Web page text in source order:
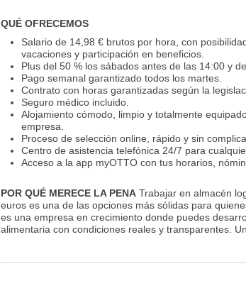
QUÉ OFRECEMOS
Salario de 14,98 € brutos por hora, con
vacaciones y participación en beneficios.
Plus del 50 % los sábados antes de las 14:00 y
Pago semanal garantizado todos los martes.
Contrato con horas garantizadas según la
Seguro médico incluido.
Alojamiento cómodo, limpio y totalmente
empresa.
Proceso de selección online, rápido y sin
Centro de asistencia telefónica 24/7 para
Acceso a la app myOTTO con tus horarios,
POR QUÉ MERECE LA PENA Trabajar en almacén
euros es una de las opciones más sólidas para
es una empresa en crecimiento donde puedes
alimentaria con condiciones reales y transparentes.